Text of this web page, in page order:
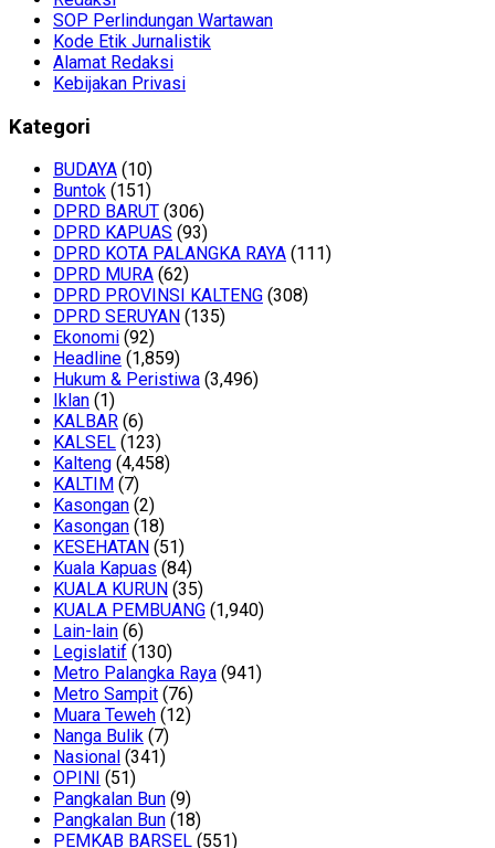
SOP Perlindungan Wartawan
Kode Etik Jurnalistik
Alamat Redaksi
Kebijakan Privasi
Kategori
BUDAYA (10)
Buntok (151)
DPRD BARUT (306)
DPRD KAPUAS (93)
DPRD KOTA PALANGKA RAYA (111)
DPRD MURA (62)
DPRD PROVINSI KALTENG (308)
DPRD SERUYAN (135)
Ekonomi (92)
Headline (1,859)
Hukum & Peristiwa (3,496)
Iklan (1)
KALBAR (6)
KALSEL (123)
Kalteng (4,458)
KALTIM (7)
Kasongan (2)
Kasongan (18)
KESEHATAN (51)
Kuala Kapuas (84)
KUALA KURUN (35)
KUALA PEMBUANG (1,940)
Lain-lain (6)
Legislatif (130)
Metro Palangka Raya (941)
Metro Sampit (76)
Muara Teweh (12)
Nanga Bulik (7)
Nasional (341)
OPINI (51)
Pangkalan Bun (9)
Pangkalan Bun (18)
PEMKAB BARSEL (551)